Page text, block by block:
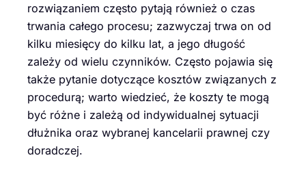
rozwiązaniem często pytają również o czas
trwania całego procesu; zazwyczaj trwa on od
kilku miesięcy do kilku lat, a jego długość
zależy od wielu czynników. Często pojawia się
także pytanie dotyczące kosztów związanych z
procedurą; warto wiedzieć, że koszty te mogą
być różne i zależą od indywidualnej sytuacji
dłużnika oraz wybranej kancelarii prawnej czy
doradczej.